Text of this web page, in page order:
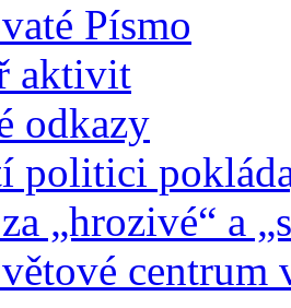
Písmo
aktivit
odkazy
politici
„hrozivé“ a